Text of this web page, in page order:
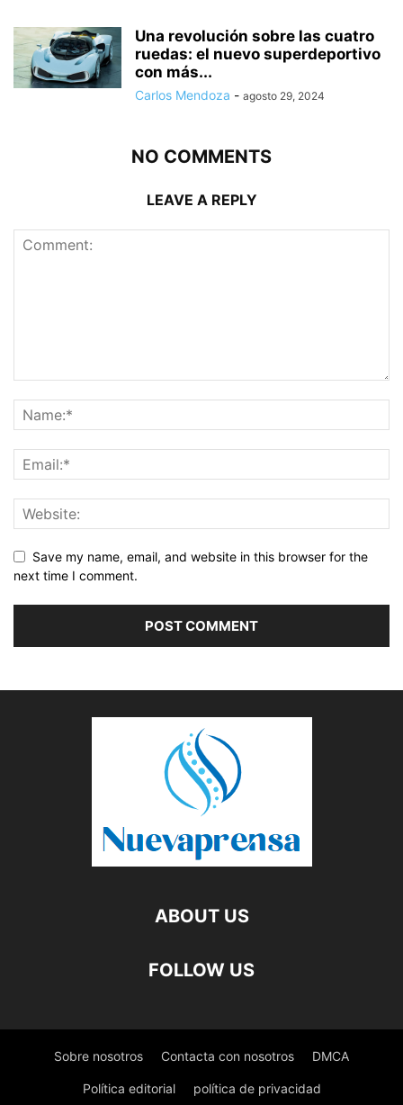
Una revolución sobre las cuatro
ruedas: el nuevo superdeportivo
con más...
Carlos Mendoza - agosto 29, 2024
NO COMMENTS
LEAVE A REPLY
Save my name, email, and website in this browser for the
next time I comment.
ABOUT US
FOLLOW US
Sobre nosotros Contacta con nosotros DMCA
Política editorial política de privacidad